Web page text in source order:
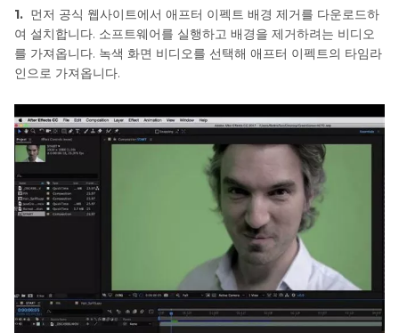
트
에
서
배
경
제
거
하
기
인
에
서
교
체
및
조
정
1. 먼저 공식 웹사이트에서 애프터 이펙트 배경 제거를 다운로드하
여 설치합니다. 소프트웨어를 실행하고 배경을 제거하려는 비디오
를 가져옵니다. 녹색 화면 비디오를 선택해 애프터 이펙트의 타임라
인으로 가져옵니다.